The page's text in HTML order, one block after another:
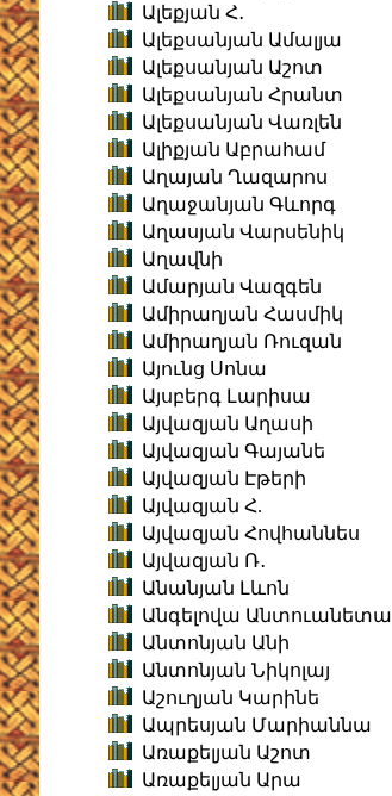
Ալեքյան Հ․
Ալեքսանյան Ամալյա
Ալեքսանյան Աշոտ
Ալեքսանյան Հրանտ
Ալեքսանյան Վառլեն
Ալիքյան Աբրահամ
Աղայան Ղազարոս
Աղաջանյան Գևորգ
Աղասյան Վարսենիկ
Աղավնի
Ամարյան Վազգեն
Ամիրաղյան Հասմիկ
Ամիրաղյան Ռուզան
Այունց Սոնա
Այսբերգ Լարիսա
Այվազյան Աղասի
Այվազյան Գայանե
Այվազյան Էթերի
Այվազյան Հ.
Այվազյան Հովհաննես
Այվազյան Ռ․
Անանյան Լևոն
Անգելովա Անտուանետա
Անտոնյան Անի
Անտոնյան Նիկոլայ
Աշուղյան Կարինե
Ապրեսյան Մարիաննա
Առաքելյան Աշոտ
Առաքելյան Արա